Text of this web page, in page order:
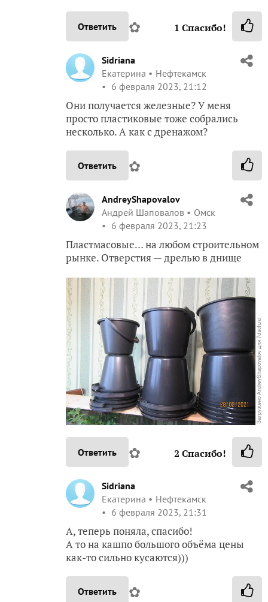
Ответить ✿ 1 Спасибо!
Sidriana
Екатерина
Нефтекамск
6 февраля 2023, 21:12
Они получается железные? У меня
просто пластиковые тоже собрались
несколько. А как с дренажом?
Ответить ✿
AndreyShapovalov
Андрей Шаповалов
Омск
6 февраля 2023, 21:23
Пластмасовые… на любом строительном
рынке. Отверстия — дрелью в днище
Ответить ✿ 2 Спасибо!
Sidriana
Екатерина
Нефтекамск
6 февраля 2023, 21:31
А, теперь поняла, спасибо!
А то на кашпо большого объёма цены
как-то сильно кусаются)))
Ответить ✿